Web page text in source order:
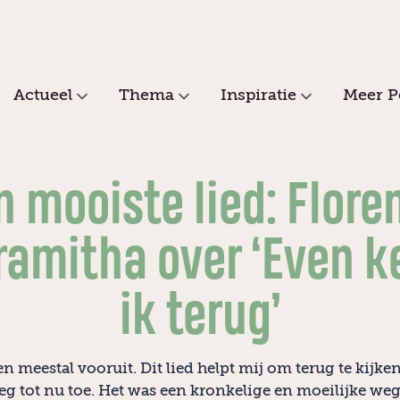
Actueel Thema Inspiratie Meer
mooiste lied:
over ‘Even
ik terug’
meestal vooruit. Dit lied helpt mij om terug te
tot nu toe. Het was een kronkelige en moeilijke